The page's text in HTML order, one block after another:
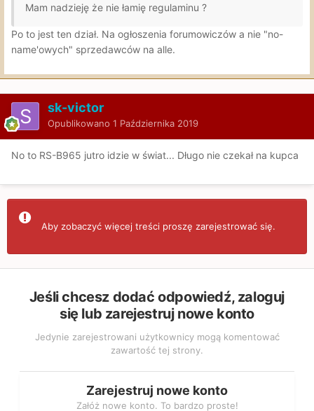
Mam nadzieję że nie łamię regulaminu ?
Po to jest ten dział. Na ogłoszenia forumowiczów a nie "no-
name'owych" sprzedawców na alle.
sk-victor
Opublikowano 1 Października 2019
No to RS-B965 jutro idzie w świat... Długo nie czekał na kupca
Aby zobaczyć więcej treści proszę zarejestrować się.
Jeśli chcesz dodać odpowiedź, zaloguj
się lub zarejestruj nowe konto
Jedynie zarejestrowani użytkownicy mogą komentować
zawartość tej strony.
Zarejestruj nowe konto
Załóż nowe konto. To bardzo proste!